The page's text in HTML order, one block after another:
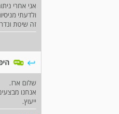
אני אחרי
ולדעתי
זה שיטת ונדר
שלום ארז.
אנחנו
ייעוץ.